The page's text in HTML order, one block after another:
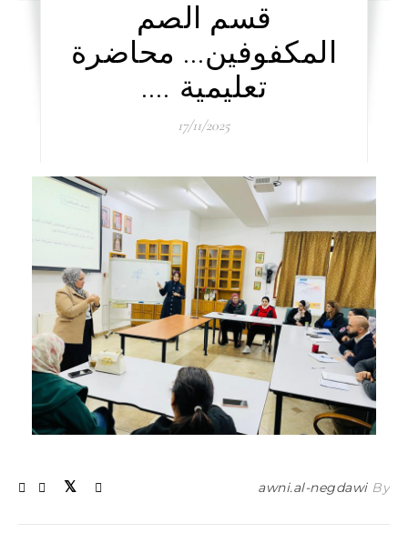
قسم الصم
المكفوفين… محاضرة
تعليمية ….
17/11/2025
By
awni.al-negdawi